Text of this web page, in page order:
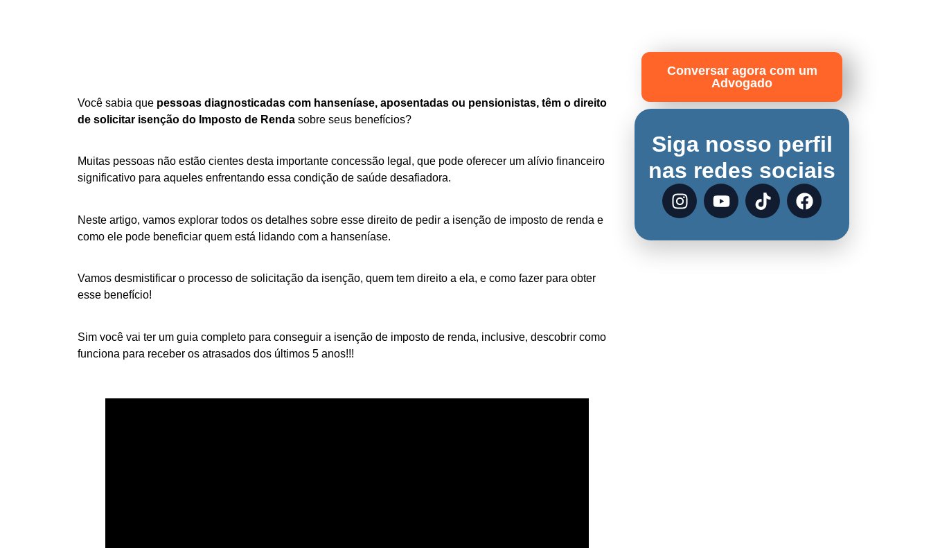
Você sabia que pessoas diagnosticadas com hanseníase, aposentadas ou pensionistas, têm o direito
de solicitar isenção do Imposto de Renda sobre seus benefícios?
Muitas pessoas não estão cientes desta importante concessão legal, que pode oferecer um alívio financeiro
significativo para aqueles enfrentando essa condição de saúde desafiadora.
Neste artigo, vamos explorar todos os detalhes sobre esse direito de pedir a isenção de imposto de renda e
como ele pode beneficiar quem está lidando com a hanseníase.
Vamos desmistificar o processo de solicitação da isenção, quem tem direito a ela, e como fazer para obter
esse benefício!
Sim você vai ter um guia completo para conseguir a isenção de imposto de renda, inclusive, descobrir como
funciona para receber os atrasados dos últimos 5 anos!!!
Conversar agora com um
Advogado
Siga nosso perfil
nas redes sociais